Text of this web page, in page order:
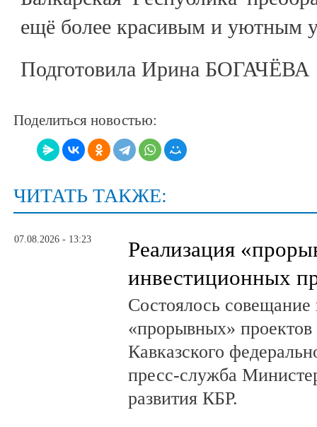
ещё более красивым и уютным
Подготовила Ирина БОГАЧЁВА
Поделиться новостью:
ЧИТАТЬ ТАКЖЕ:
07.08.2026 - 13:23
Реализация
инвестиционных
Состоялось
«прорывных» проектов
Кавказского
пресс-служба
развития КБР.